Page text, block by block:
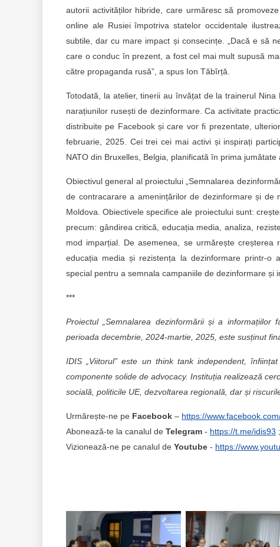
autorii activităților hibride, care urmăresc să
online ale Rusiei împotriva statelor occidentale
subtile, dar cu mare impact și consecințe. „Dacă e să
care o conduc în prezent, a fost cel mai mult supusă
către propaganda rusă”, a spus Ion Tăbîrță.
Totodată, la atelier, tinerii au învățat de la trainerul
narațiunilor rusești de dezinformare. Ca activitate
distribuite pe Facebook și care vor fi prezentate,
februarie, 2025. Cei trei cei mai activi și inspirați
NATO din Bruxelles, Belgia, planificată în prima jumătate
Obiectivul general al proiectului „Semnalarea
de contracarare a amenințărilor de dezinformare și de
Moldova. Obiectivele specifice ale proiectului sunt:
precum: gândirea critică, educația media, analiza,
mod imparțial. De asemenea, se urmărește creșterea
educația media și rezistența la dezinformare printr-o
special pentru a semnala campaniile de dezinformare și
***
Proiectul „Semnalarea dezinformării și a informațiilor
perioada decembrie, 2024-martie, 2025, este susținut
IDIS „Viitorul” este un think tank independent,
componente solide de advocacy. Instituția realizează
socială, politicile UE, dezvoltarea regională, dar și
Urmărește-ne pe Facebook – https://
Abonează-te la canalul de Telegram - https://t.me/idis93 ;
Vizionează-ne pe canalul de Youtube - https://